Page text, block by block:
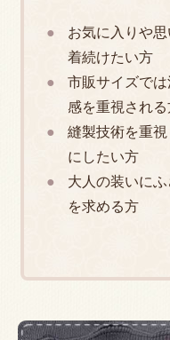
お気に入りや
着続けたい方
市販サイズで
感を重視される
縫製技術を重
にしたい方
大人の装いに
を求める方